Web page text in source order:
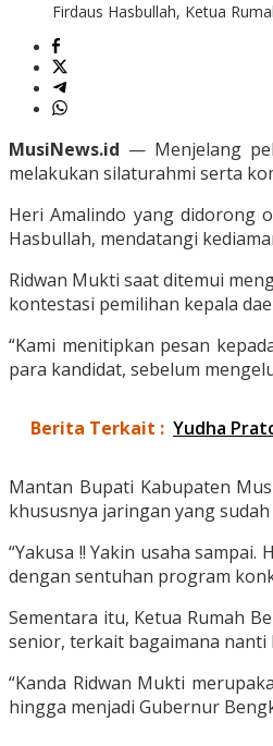
Firdaus Hasbullah, Ketua
MusiNews.id — Menjelang
melakukan silaturahmi serta
Heri Amalindo yang didorong
Hasbullah, mendatangi
Ridwan Mukti saat ditemui
kontestasi pemilihan kepala
“Kami menitipkan pesan
para kandidat, sebelum
Berita Terkait : Yudha
Mantan Bupati Kabupaten
khususnya jaringan yang
“Yakusa !! Yakin usaha
dengan sentuhan program
Sementara itu, Ketua Rumah
senior, terkait bagaimana nanti
“Kanda Ridwan Mukti
hingga menjadi Gubernur